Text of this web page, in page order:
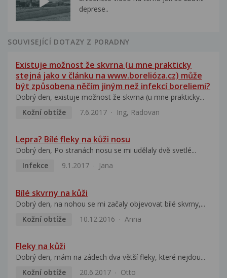
deprese..
SOUVISEJÍCÍ DOTAZY Z PORADNY
Existuje možnost že skvrna (u mne prakticky
stejná jako v článku na www.borelióza.cz) může
být způsobena něčím jiným než infekcí boreliemi?
Dobrý den, existuje možnost že skvrna (u mne prakticky...
Kožní obtíže
7.6.2017 Ing, Radovan
Lepra? Bílé fleky na kůži nosu
Dobrý den, Po stranách nosu se mi udělaly dvě svetlé...
Infekce
9.1.2017 Jana
Bílé skvrny na kůži
Dobrý den, na nohou se mi začaly objevovat bílé skvrny,...
Kožní obtíže
10.12.2016 Anna
Fleky na kůži
Dobrý den, mám na zádech dva větší fleky, které nejdou...
Kožní obtíže
20.6.2017 Otto